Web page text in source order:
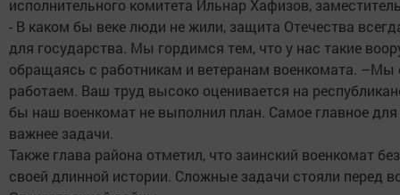
исполнительного комитета Ильнар Хафизов,
- В каком бы веке люди не жили, защита Отечества
для государства. Мы гордимся тем, что у нас такие
обращаясь с работникам и ветеранам военкомата. –Мы
работаем. Ваш труд высоко оценивается на
бы наш военкомат не выполнил план. Самое главное
важнее задачи.
Также глава района отметил, что заинский военкомат
своей длинной истории. Сложные задачи стояли перед